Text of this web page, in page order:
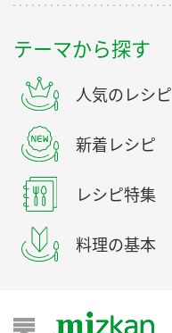
テーマから探す
人気のレシピ
新着レシピ
レシピ特集
料理の基本